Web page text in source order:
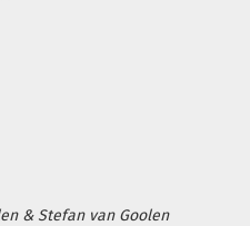
& Stefan van Goolen